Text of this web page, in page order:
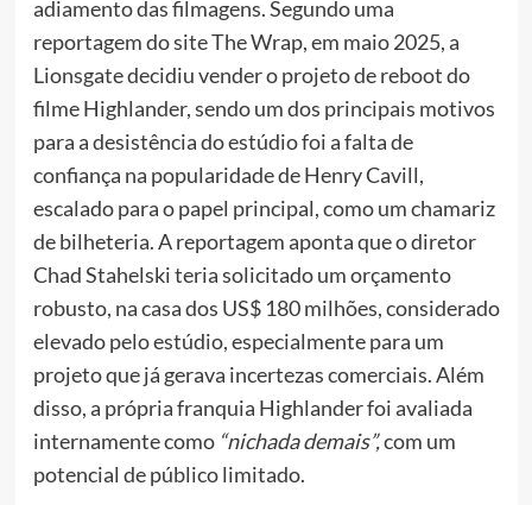
adiamento das filmagens. Segundo uma
reportagem do site The Wrap, em maio 2025, a
Lionsgate decidiu vender o projeto de reboot do
filme Highlander, sendo um dos principais motivos
para a desistência do estúdio foi a falta de
confiança na popularidade de Henry Cavill,
escalado para o papel principal, como um chamariz
de bilheteria. A reportagem aponta que o diretor
Chad Stahelski teria solicitado um orçamento
robusto, na casa dos US$ 180 milhões, considerado
elevado pelo estúdio, especialmente para um
projeto que já gerava incertezas comerciais. Além
disso, a própria franquia Highlander foi avaliada
internamente como “nichada demais”,com um
potencial de público limitado.